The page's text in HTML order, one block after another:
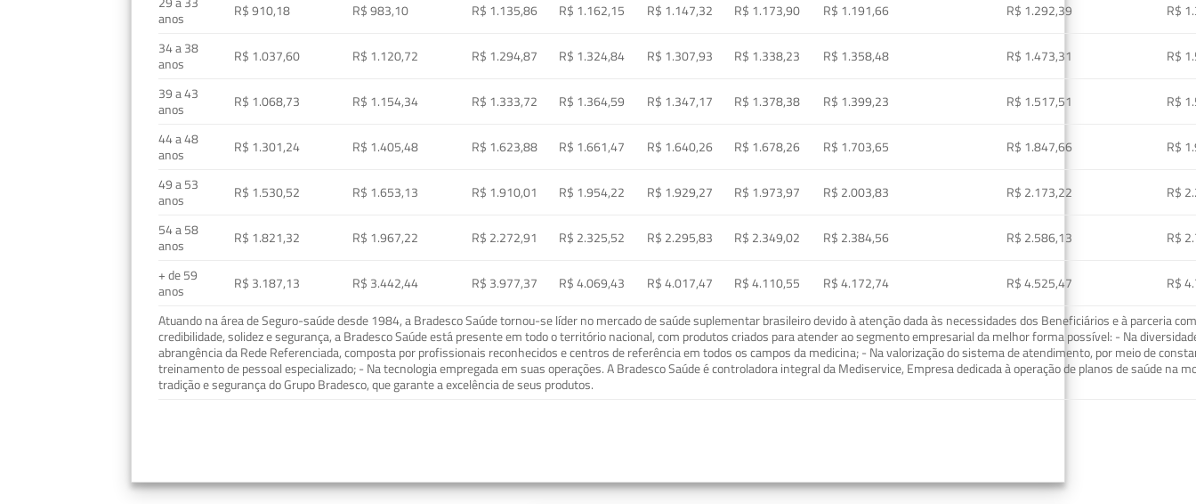
anos
R$ 910,18 R$ 983,10 R$ 1.135,86 R$ 1.162,15 R$ 1.147,32 R$ 1.173,90 R$ 1.191,66 R$ 1.292,39
R$
34 a 38
anos
R$ 1.037,60 R$ 1.120,72 R$ 1.294,87 R$ 1.324,84 R$ 1.307,93 R$ 1.338,23 R$ 1.358,48 R$ 1.473,31
R$
39 a 43
anos
R$ 1.068,73 R$ 1.154,34 R$ 1.333,72 R$ 1.364,59 R$ 1.347,17 R$ 1.378,38 R$ 1.399,23 R$ 1.517,51
R$
44 a 48
anos
R$ 1.301,24 R$ 1.405,48 R$ 1.623,88 R$ 1.661,47 R$ 1.640,26 R$ 1.678,26 R$ 1.703,65 R$ 1.847,66
R$
49 a 53
anos
R$ 1.530,52 R$ 1.653,13 R$ 1.910,01 R$ 1.954,22 R$ 1.929,27 R$ 1.973,97 R$ 2.003,83 R$ 2.173,22
R$
54 a 58
anos
R$ 1.821,32 R$ 1.967,22 R$ 2.272,91 R$ 2.325,52 R$ 2.295,83 R$ 2.349,02 R$ 2.384,56 R$ 2.586,13
R$
+ de 59
anos
R$ 3.187,13 R$ 3.442,44 R$ 3.977,37 R$ 4.069,43 R$ 4.017,47 R$ 4.110,55 R$ 4.172,74 R$ 4.525,47
R$
Atuando na área de Seguro-saúde desde 1984, a Bradesco Saúde tornou-se líder no mercado de saúde suplementar brasileiro devido à atenção dada às necessidades dos Beneficiários e à parceria
credibilidade, solidez e segurança, a Bradesco Saúde está presente em todo o território nacional, com produtos criados para atender ao segmento empresarial da melhor forma possível: - Na
abrangência da Rede Referenciada, composta por profissionais reconhecidos e centros de referência em todos os campos da medicina; - Na valorização do sistema de atendimento, por meio de
treinamento de pessoal especializado; - Na tecnologia empregada em suas operações. A Bradesco Saúde é controladora integral da Mediservice, Empresa dedicada à operação de planos de saúde na
tradição e segurança do Grupo Bradesco, que garante a excelência de seus produtos.